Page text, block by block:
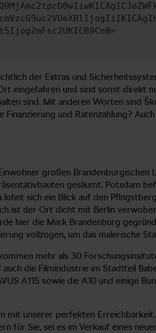
der Extras und
eingefahren und sind somit direkt
sind. Mit anderen Worten sind
und Ratenzahlung?
großen Brandenburgischen
gesäumt. Potsdam
sich ein Blick auf den
ist der Ort dicht mit Berlin
hier die Mark Brandenburg
vollzogen, um das malerische
mehr als 30
die Filmindustrie im Stadtteil
A115 sowie die A10 und einige
mit unserer perfekten
Sie, sei es im Verkauf eines